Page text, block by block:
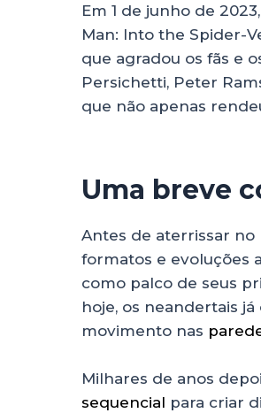
a
ts
A
p
c
e
b
o
k
e
dI
n
Em 1 de junho de
Man: Into the Spider-
que agradou os fãs e
Persichetti, Peter
que não apenas
Uma breve
Antes de aterrissar no
formatos e evoluções
como palco de seus
hoje, os neandertais
movimento nas
Milhares de anos
sequencial para criar